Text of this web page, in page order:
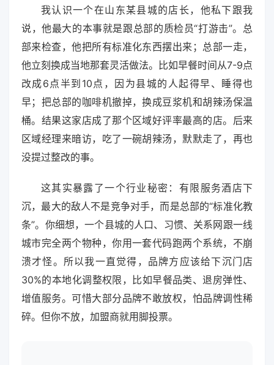
我认识一个在山东某县城的店长，他私下跟我
说，他最大的本事就是跟总部的质检员“打游击”。总
部来检查，他把所有标准化东西摆出来；总部一走，
他立刻换成当地那套灵活做法。比如早餐时间从7-9点
改成6点半到10点，因为县城的人起得早、睡得也
早；把总部的咖啡机撤掉，换成豆浆机和胡辣汤保温
桶。结果这家店成了那个区域好评率最高的店。后来
区域经理来暗访，吃了一碗胡辣汤，默默走了，再也
没提过整改的事。
这其实暴露了一个行业秘密：有限服务酒店下
沉，最大的敌人不是竞争对手，而是总部的“标准化教
条”。你细想，一个县城的人口、习惯、关系网跟一线
城市完全两个物种，你用一套代码跑两个系统，不崩
溃才怪。所以我一直觉得，品牌方应该给下沉门店
30%的本地化调整权限，比如早餐品类、退房弹性、
增值服务。可惜大部分品牌不敢放权，怕品牌调性稀
碎。但你不放，加盟商就用脚投票。